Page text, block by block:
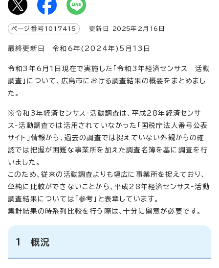
ページ番号 1017415 更新日 2025年2月 16 日
最終更新日 令和6年(2024年)5月13日
令和3年6月1日現在で実施した「令和3年経済センサス 活動
調査」について、広島市における調査結果の概要をまとめまし
た。
※令和3年経済センサス‐活動調査は、平成28年経済センサ
ス‐活動調査では活用されていなかった「国税庁法人番号公表
サイト」情報から、過去の調査では捉えていない外観からの確
認では把握が困難な事業所を加えた調査名簿を基に調査を行
いました。
このため、従来の活動調査よりも幅広に事業所を捉えており、
単純に比較ができないことから、平成28年経済センサス‐活動
調査結果については「参考」と表章しています。
集計結果の時系列比較を行う際は、十分に留意が必要です。
1 概況